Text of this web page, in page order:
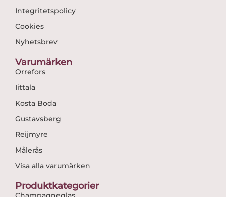
Integritetspolicy
Cookies
Nyhetsbrev
Varumärken
Orrefors
Iittala
Kosta Boda
Gustavsberg
Reijmyre
Målerås
Visa alla varumärken
Produktkategorier